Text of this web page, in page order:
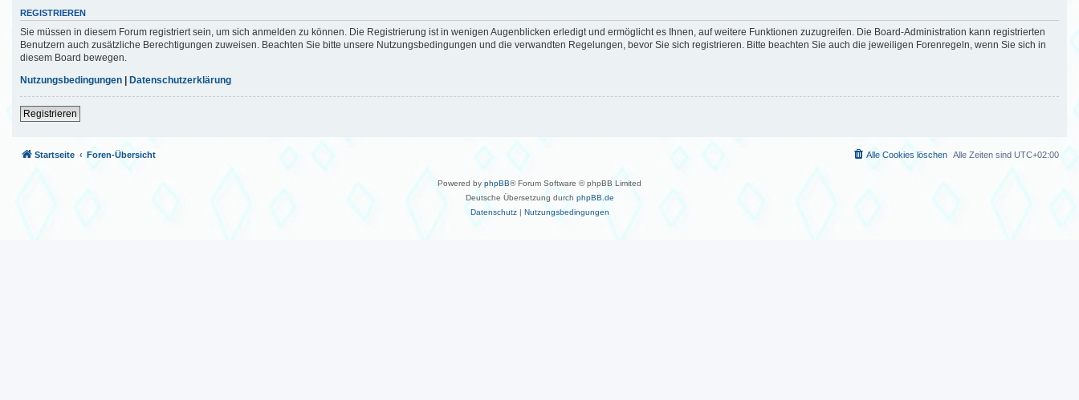
REGISTRIEREN
Sie müssen in diesem Forum registriert sein, um sich anmelden zu können. Die Registrierung ist in wenigen Augenblicken erledigt und ermöglicht es Ihnen, auf weitere Funktionen zuzugreifen. Die Board-Administration kann registrierten
Benutzern auch zusätzliche Berechtigungen zuweisen. Beachten Sie bitte unsere Nutzungsbedingungen und die verwandten Regelungen, bevor Sie sich registrieren. Bitte beachten Sie auch die jeweiligen Forenregeln, wenn Sie sich in
diesem Board bewegen.
Nutzungsbedingungen | Datenschutzerklärung
Registrieren
Startseite Foren-Übersicht Alle Zeiten sind UTC+02:00
Alle Cookies löschen
Powered by phpBB® Forum Software © phpBB Limited
Deutsche Übersetzung durch phpBB.de
Datenschutz| Nutzungsbedingungen